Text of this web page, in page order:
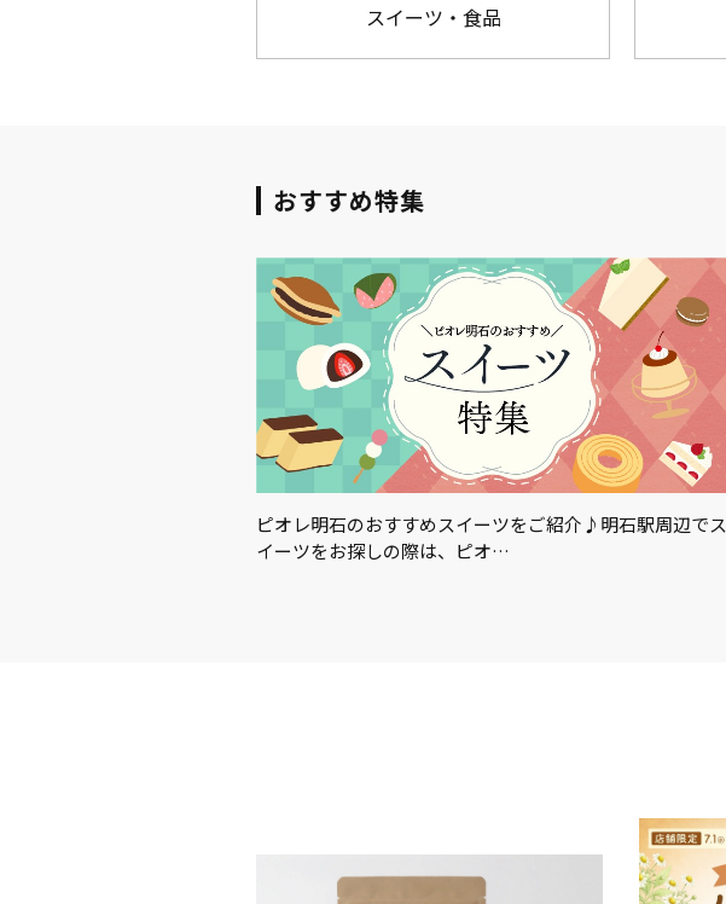
スイーツ・食品
おすすめ特集
ピオレ明石のおすすめスイーツをご紹介♪明石駅周辺でス
イーツをお探しの際は、ピオ…